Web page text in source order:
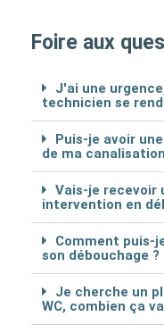
Foire aux
J'ai une
technicien se
Puis-je avoir
de ma
Vais-je recevoir
intervention en
Comment puis-
son débouchage ?
Je cherche un
WC, combien ça